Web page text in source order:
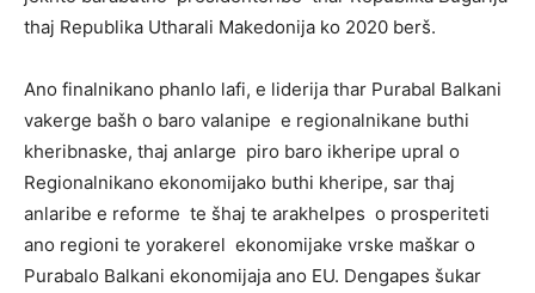
thaj Republika Utharali Makedonija ko 2020 berš.
Ano finalnikano phanlo lafi, e liderija thar Purabal Balkani
vakerge bašh o baro valanipe e regionalnikane buthi
kheribnaske, thaj anlarge piro baro ikheripe upral o
Regionalnikano ekonomijako buthi kheripe, sar thaj
anlaribe e reforme te šhaj te arakhelpes o prosperiteti
ano regioni te yorakerel ekonomijake vrske maškar o
Purabalo Balkani ekonomijaja ano EU. Dengapes šukar